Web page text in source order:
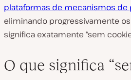
plataformas de mecanismos de
eliminando progressivamente
significa exatamente “sem
O que significa